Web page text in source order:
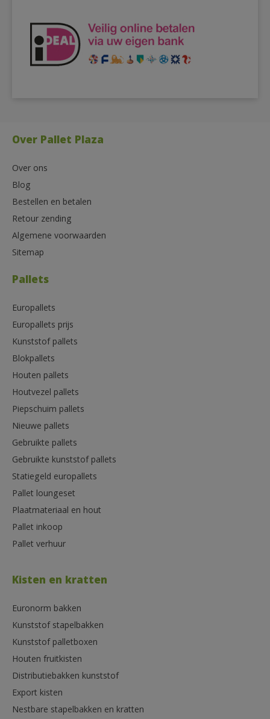
Over Pallet Plaza
Over ons
Blog
Bestellen en betalen
Retour zending
Algemene voorwaarden
Sitemap
Pallets
Europallets
Europallets prijs
Kunststof pallets
Blokpallets
Houten pallets
Houtvezel pallets
Piepschuim pallets
Nieuwe pallets
Gebruikte pallets
Gebruikte kunststof pallets
Statiegeld europallets
Pallet loungeset
Plaatmateriaal en hout
Pallet inkoop
Pallet verhuur
Kisten en kratten
Euronorm bakken
Kunststof stapelbakken
Kunststof palletboxen
Houten fruitkisten
Distributiebakken kunststof
Export kisten
Nestbare stapelbakken en kratten